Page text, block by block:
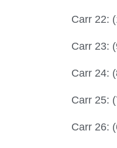
Carr 22:
Carr 23:
Carr 24:
Carr 25:
Carr 26: